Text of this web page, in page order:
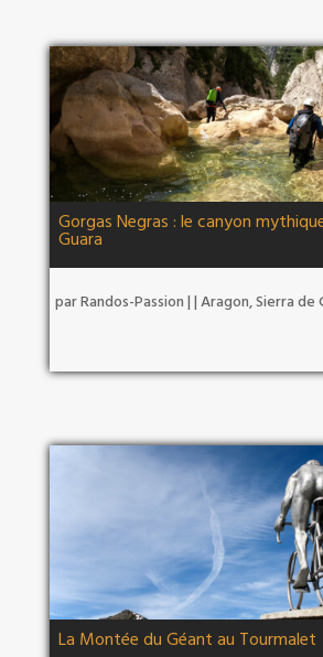
Gorgas Negras : le canyon
Guara
parRandos-Passion | | Aragon,Sierra de
La Montée du Géant au Tourmalet